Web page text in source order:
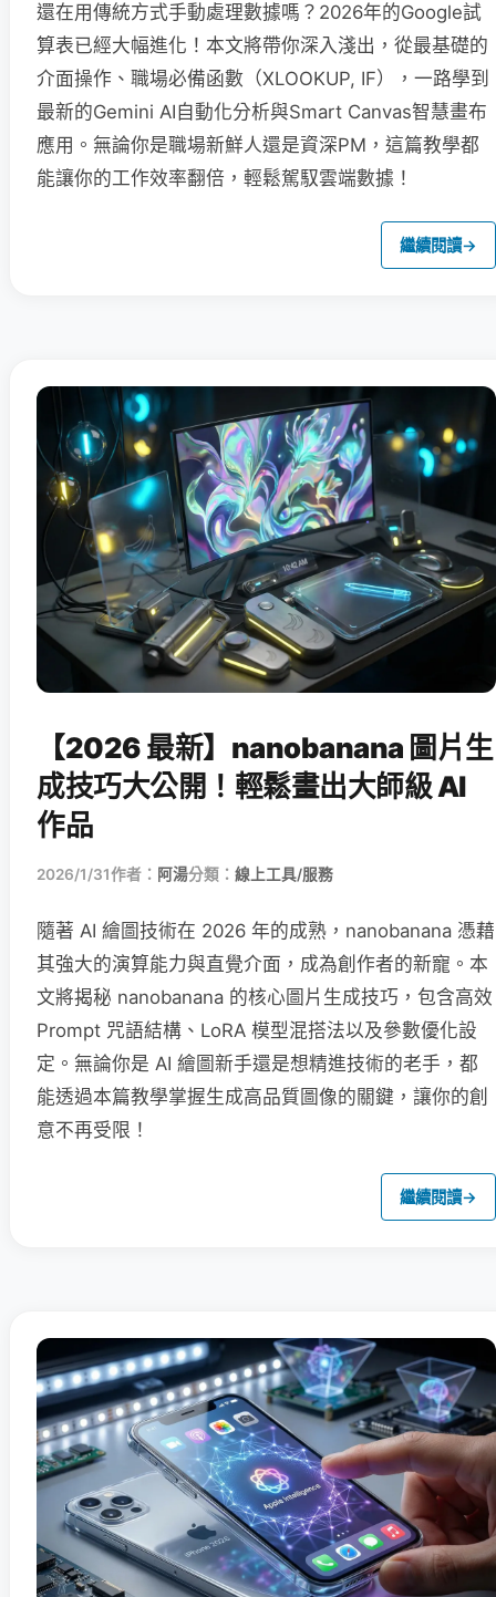
還在用傳統方式手動處理數據嗎？2026年的Google試
算表已經大幅進化！本文將帶你深入淺出，從最基礎的
介面操作、職場必備函數（XLOOKUP, IF），一路學到
最新的Gemini AI自動化分析與Smart Canvas智慧畫布
應用。無論你是職場新鮮人還是資深PM，這篇教學都
能讓你的工作效率翻倍，輕鬆駕馭雲端數據！
繼續閱讀→
【2026 最新】nanobanana 圖片生
成技巧大公開！輕鬆畫出大師級 AI
作品
2026/1/31作者： 阿湯分類： 線上工具/服務
隨著 AI 繪圖技術在 2026 年的成熟，nanobanana 憑藉
其強大的演算能力與直覺介面，成為創作者的新寵。本
文將揭秘 nanobanana 的核心圖片生成技巧，包含高效
Prompt 咒語結構、LoRA 模型混搭法以及參數優化設
定。無論你是 AI 繪圖新手還是想精進技術的老手，都
能透過本篇教學掌握生成高品質圖像的關鍵，讓你的創
意不再受限！
繼續閱讀→